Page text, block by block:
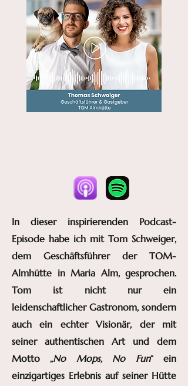
In dieser inspirierenden Podcast-
Episode habe ich mit Tom Schweiger,
dem Geschäftsführer der TOM-
Almhütte in Maria Alm, gesprochen.
Tom ist nicht nur ein
leidenschaftlicher Gastronom, sondern
auch ein echter Visionär, der mit
seiner authentischen Art und dem
Motto „No Mops, No Fun“ ein
einzigartiges Erlebnis auf seiner Hütte